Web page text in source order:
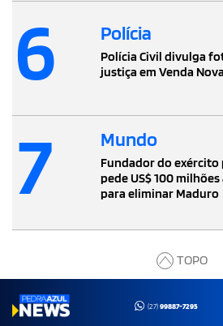
6 Polícia
Polícia Civil divulga
justiça em Venda
7 Mundo
Fundador do
pede US$ 100
para eliminar Maduro
TOPO
(27)99887-7295